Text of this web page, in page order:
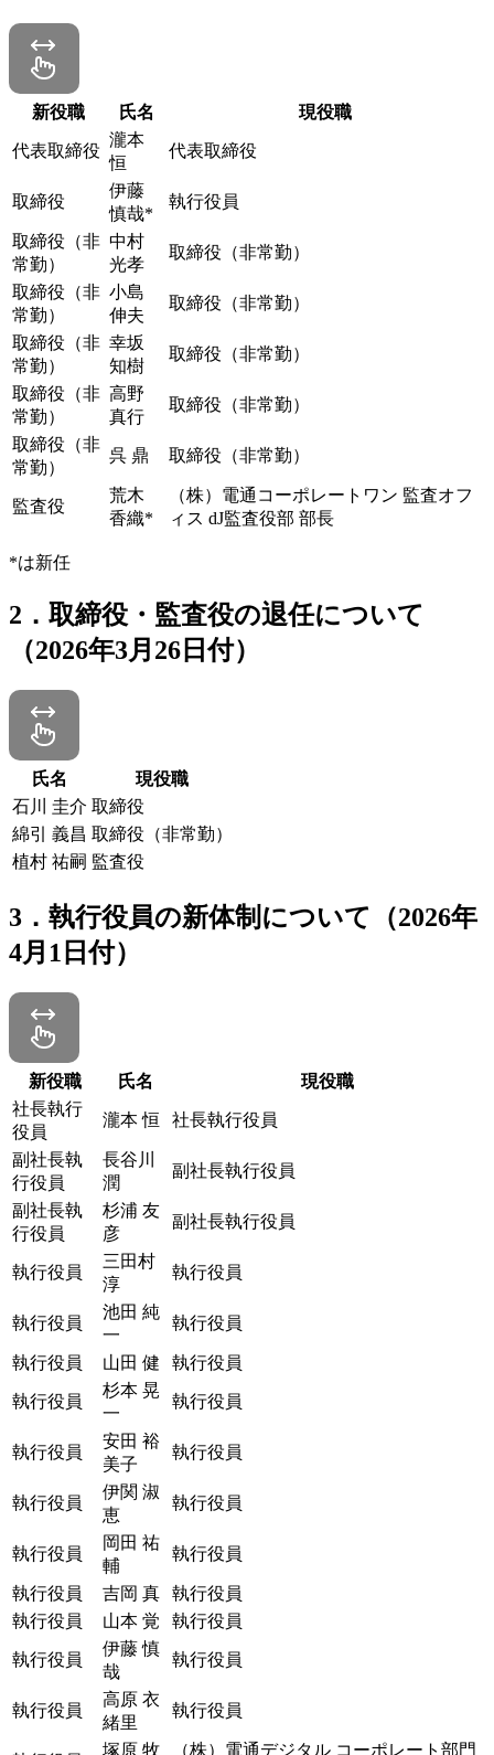
新役職 氏名 現役職
代表取締役
瀧本
恒
代表取締役
取締役
伊藤
慎哉*
執行役員
取締役（非
常勤）
中村
光孝
取締役（非常勤）
取締役（非
常勤）
小島
伸夫
取締役（非常勤）
取締役（非
常勤）
幸坂
知樹
取締役（非常勤）
取締役（非
常勤）
高野
真行
取締役（非常勤）
取締役（非
常勤）
呉 鼎 取締役（非常勤）
監査役
荒木
香織*
（株）電通コーポレートワン 監査オフ
ィス dJ監査役部 部長
*は新任
2．取締役・監査役の退任について
（2026年3月26日付）
氏名
現役職
石川 圭介 取締役
綿引 義昌 取締役（非常勤）
植村 祐嗣 監査役
3．執行役員の新体制について（2026年
4月1日付）
新役職 氏名
現役職
社長執行
役員
瀧本 恒 社長執行役員
副社長執
行役員
長谷川
潤
副社長執行役員
副社長執
行役員
杉浦 友
彦
副社長執行役員
執行役員
三田村
淳
執行役員
執行役員
池田 純
一
執行役員
執行役員 山田 健 執行役員
執行役員
杉本 晃
一
執行役員
執行役員
安田 裕
美子
執行役員
執行役員
伊関 淑
恵
執行役員
執行役員
岡田 祐
輔
執行役員
執行役員 吉岡 真
執行役員
執行役員
山本 覚 執行役員
執行役員
伊藤 慎
哉
執行役員
執行役員
高原 衣
緒里
執行役員
塚原 牧
（株）電通デジタル コーポレート部門